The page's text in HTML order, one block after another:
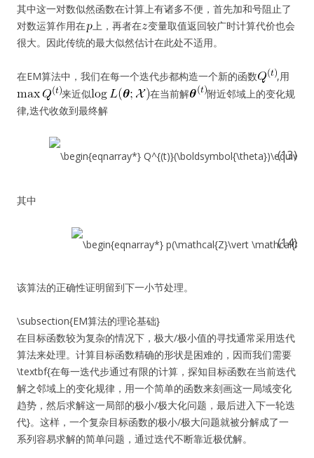
其中这一对数似然函数在计算上有诸多不便，首先加和号阻止了
对数运算作用在
上，再者在 变量取值返回较广时计算代价也会
很大。因此传统的最大似然估计在此处不适用。
在EM算法中，我们在每一个迭代步都构造一个新的函数
,用
来近似
在当前解
附近邻域上的变化规
律,迭代收敛到最终解
(13)
其中
(14)
该算法的正确性证明留到下一小节处理。
\subsection{EM算法的理论基础}
在目标函数较为复杂的情况下，极大/极小值的寻找通常采用迭代
算法来处理。计算目标函数精确的形状是困难的，因而我们需要
\textbf{在每一迭代步通过有限的计算，探知目标函数在当前迭代
解之邻域上的变化规律，用一个简单的函数来刻画这一局域变化
趋势，然后求解这一局部的极小/极大化问题，最后进入下一轮迭
代}。这样，一个复杂目标函数的极小/极大问题就被分解成了一
系列容易求解的简单问题，通过迭代不断靠近极优解。